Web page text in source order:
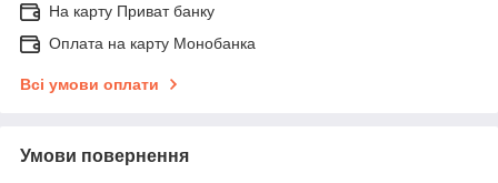
На карту Приват банку
Оплата на карту Монобанка
Всі умови оплати
Умови повернення